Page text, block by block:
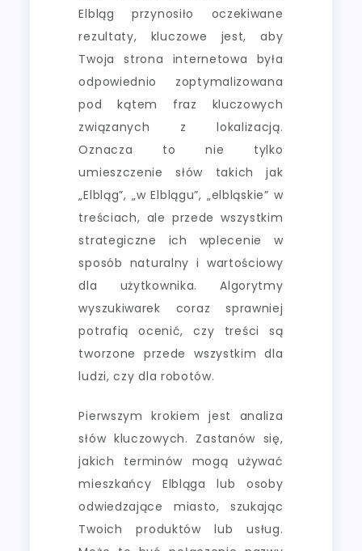
Elbląg przynosiło oczekiwane
rezultaty, kluczowe jest, aby
Twoja strona internetowa była
odpowiednio zoptymalizowana
pod kątem fraz kluczowych
związanych z lokalizacją.
Oznacza to nie tylko
umieszczenie słów takich jak
„Elbląg”, „w Elblągu”, „elbląskie” w
treściach, ale przede wszystkim
strategiczne ich wplecenie w
sposób naturalny i wartościowy
dla użytkownika. Algorytmy
wyszukiwarek coraz sprawniej
potrafią ocenić, czy treści są
tworzone przede wszystkim dla
ludzi, czy dla robotów.
Pierwszym krokiem jest analiza
słów kluczowych. Zastanów się,
jakich terminów mogą używać
mieszkańcy Elbląga lub osoby
odwiedzające miasto, szukając
Twoich produktów lub usług.